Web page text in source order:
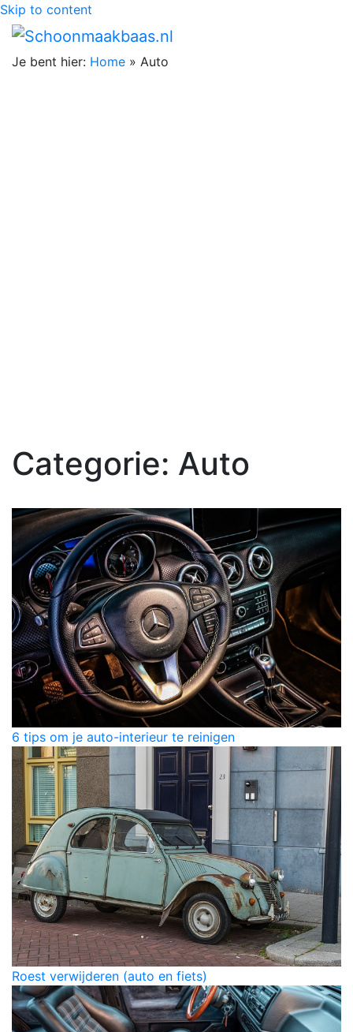
Skip to content
Je bent hier: Home » Auto
Categorie: Auto
6 tips om je auto-interieur te reinigen
Roest verwijderen (auto en fiets)